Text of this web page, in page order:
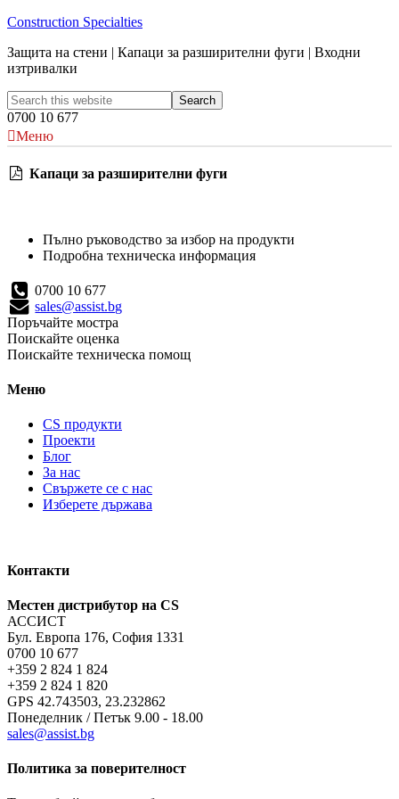
Construction Specialties
Защита на стени | Капаци за разширителни фуги | Входни
изтривалки
0700 10 677
Меню
Капаци за разширителни фуги
Пълно ръководство за избор на продукти
Подробна техническа информация
0700 10 677
sales@assist.bg
Поръчайте мостра
Поискайте оценка
Поискайте техническа помощ
Меню
CS продукти
Проекти
Блог
За нас
Свържете се с нас
Изберете държава
Контакти
Местен дистрибутор на CS
АССИСТ
Бул. Европа 176, София 1331
0700 10 677
+359 2 824 1 824
+359 2 824 1 820
GPS 42.743503, 23.232862
Понеделник / Петък 9.00 - 18.00
sales@assist.bg
Политика за поверителност